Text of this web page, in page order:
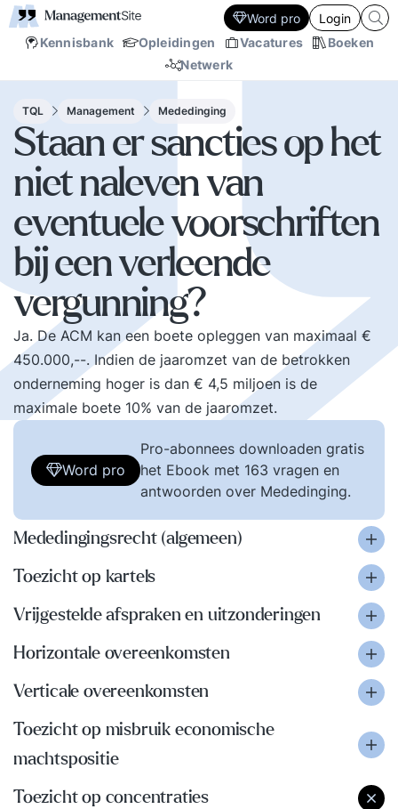
Kennisbank Opleidingen Vacatures
Boeken
Netwerk
Word pro Login
TQL Management Mededinging
Staan er sancties op het
niet naleven van
eventuele voorschriften
bij een verleende
vergunning?
Ja. De ACM kan een boete opleggen van maximaal €
450.000,--. Indien de jaaromzet van de betrokken
onderneming hoger is dan € 4,5 miljoen is de
maximale boete 10% van de jaaromzet.
Word pro
Pro-abonnees downloaden gratis
het Ebook met 163 vragen en
antwoorden over Mededinging.
Mededingingsrecht (algemeen)
Toezicht op kartels
Vrijgestelde afspraken en uitzonderingen
Horizontale overeenkomsten
Verticale overeenkomsten
Toezicht op misbruik economische
machtspositie
Toezicht op concentraties